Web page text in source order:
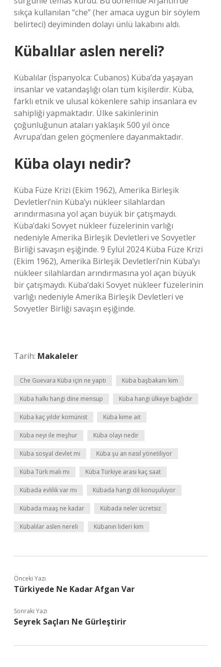
sıkça kullanılan “che” (her amaca uygun bir söylem
belirteci) deyiminden dolayı ünlü lakabını aldı.
Kübalılar aslen nereli?
Kübalılar (İspanyolca: Cubanos) Küba’da yaşayan
insanlar ve vatandaşlığı olan tüm kişilerdir. Küba,
farklı etnik ve ulusal kökenlere sahip insanlara ev
sahipliği yapmaktadır. Ülke sakinlerinin
çoğunluğunun ataları yaklaşık 500 yıl önce
Avrupa’dan gelen göçmenlere dayanmaktadır.
Küba olayı nedir?
Küba Füze Krizi (Ekim 1962), Amerika Birleşik
Devletleri’nin Küba’yı nükleer silahlardan
arındırmasına yol açan büyük bir çatışmaydı.
Küba’daki Sovyet nükleer füzelerinin varlığı
nedeniyle Amerika Birleşik Devletleri ve Sovyetler
Birliği savaşın eşiğinde. 9 Eylül 2024 Küba Füze Krizi
(Ekim 1962), Amerika Birleşik Devletleri’nin Küba’yı
nükleer silahlardan arındırmasına yol açan büyük
bir çatışmaydı. Küba’daki Sovyet nükleer füzelerinin
varlığı nedeniyle Amerika Birleşik Devletleri ve
Sovyetler Birliği savaşın eşiğinde.
Tarih: Makaleler
Che Guevara Küba için ne yaptı Küba başbakanı kim
Küba halkı hangi dine mensup Küba hangi ülkeye bağlıdır
Küba kaç yıldır komünist Küba kime ait
Küba neyi ile meşhur Küba olayı nedir
Küba sosyal devlet mi Küba şu an nasıl yönetiliyor
Küba Türk malı mı Küba Türkiye arası kaç saat
Kübada evlilik var mı Kübada hangi dil konuşuluyor
Kübada maaş ne kadar Kübada neler ücretsiz
Kübalılar aslen nereli Kübanın lideri kim
Önceki Yazı
Türkiyede Ne Kadar Afgan Var
Sonraki Yazı
Seyrek Saçları Ne Gürleştirir